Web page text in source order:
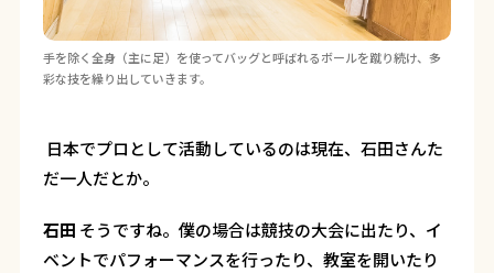
手を除く全身（主に足）を使ってバッグと呼ばれるボールを蹴り続け、多
彩な技を繰り出していきます。
―― 日本でプロとして活動しているのは現在、石田さんた
だ一人だとか。
石田 そうですね。僕の場合は競技の大会に出たり、イ
ベントでパフォーマンスを行ったり、教室を開いたり